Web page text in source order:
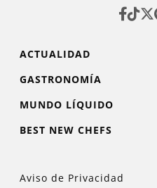
ACTUALIDAD
GASTRONOMÍA
MUNDO LÍQUIDO
BEST NEW CHEFS
Aviso de Privacidad